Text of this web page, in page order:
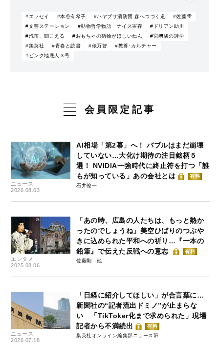
#エッセイ #本谷有希子 #ハヤブサ消防団 森へつづく道
#佐藤雫
#文芸ステーション
#動物哲学物語 ナイス実存
#ドリアン助川
#汽笛、聞こえる
#おもちゃの指輪がほしいねん
#宮﨑駿の詩学
#集英社
#青春と読書 #俵万智
#教養･カルチャー
#ピンク地底人３号
会員限定記事
ニュース
2026.08.03
AI相場「第2幕」へ！ バブルはまだ崩壊
していない…大化け期待の注目銘柄５
選！ NVIDIA一強時代に終止符を打つ「誰
もが知っている」あの会社とは
有料
石井僚一
エンタメ
2025.08.06
「あの時、広島の人たちは、もっと熱か
ったのでしょうね」美空ひばりのつぶや
きに込められた平和への祈り…『一本の
鉛筆』で伝えた反戦への意志
有料
佐藤剛
ニュース
2026.07.18
「日経に紹介してほしい」が合言葉に…
新聞社の“記者流出ドミノ”が止まらな
い 「TikToker化まで求められた」現場
記者から不満続出
有料
集英社オンライン編集部ニュース班